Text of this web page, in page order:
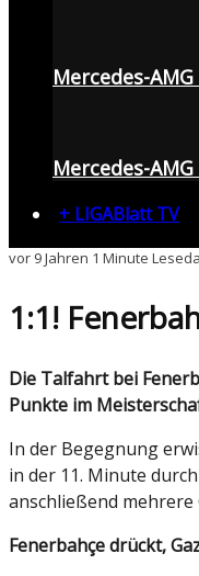
Mercedes-
Mercedes-
+ LIGABlatt TV
vor 9 Jahren 1 Minute
1:1!
Die Talfahrt bei Fenerbahçe nimmt kein Ende an. Die "Kanarien" kamen gegen Gaziantepspor nicht über ein 1:1-Unentschieden hinaus und ließen erneut wichtige
Punkte im
In der Begegnung
in der 11. Minute
anschließend mehrere
Fenerbahçe drückt,